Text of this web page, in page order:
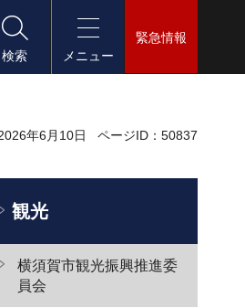
検索
メニュー
緊急情報
年6月10日 ページID：50837
観光
横須賀市観光振興推進委
員会